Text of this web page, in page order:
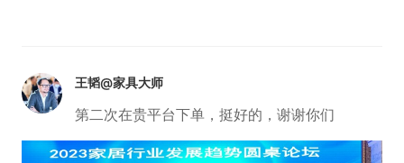
王韬@家具大师
第二次在贵平台下单，挺好的，谢谢你们